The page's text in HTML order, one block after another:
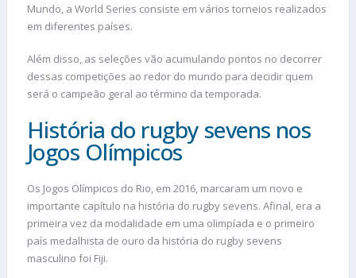
Mundo, a World Series consiste em vários torneios realizados
em diferentes países.
Além disso, as seleções vão acumulando pontos no decorrer
dessas competições ao redor do mundo para decidir quem
será o campeão geral ao término da temporada.
História do rugby sevens nos
Jogos Olímpicos
Os Jogos Olímpicos do Rio, em 2016, marcaram um novo e
importante capítulo na história do rugby sevens. Afinal, era a
primeira vez da modalidade em uma olimpíada e o primeiro
país medalhista de ouro da história do rugby sevens
masculino foi Fiji.